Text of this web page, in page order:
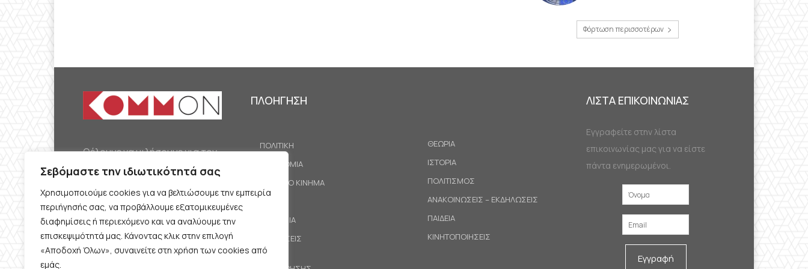
Σεβόμαστε την ιδιωτικότητά σας
Χρησιμοποιούμε cookies για να βελτιώσουμε την εμπειρία
περιήγησής σας, να προβάλλουμε εξατομικευμένες
διαφημίσεις ή περιεχόμενο και να αναλύουμε την
επισκεψιμότητά μας. Κάνοντας κλικ στην επιλογή
«Αποδοχή Όλων», συναινείτε στη χρήση των cookies από
εμάς.
Φόρτωση περισσοτέρων
Θέλουμε να μιλήσουμε για τον
κομμουνισμό της εποχής μας,
την αναγκαία αλλά όχι
δεδομένη προοπτική.
Θέλουμε να μιλήσουμε
ταυτόχρονα για την
καθημερινή επιβίωση και τον
ΠΛΟΗΓΗΣΗ
ΠΟΛΙΤΙΚΗ
ΟΙΚΟΝΟΜΙΑ
ΕΡΓΑΤΙΚΟ ΚΙΝΗΜΑ
ΚΟΙΝΩΝΙΑ
ΠΡΟΤΑΣΕΙΣ
ΘΕΩΡΙΑ
ΙΣΤΟΡΙΑ
ΠΟΛΙΤΙΣΜΟΣ
ΑΝΑΚΟΙΝΩΣΕΙΣ – ΕΚΔΗΛΩΣΕΙΣ
ΠΑΙΔΕΙΑ
ΚΙΝΗΤΟΠΟΙΗΣΕΙΣ
ΛΙΣΤΑ ΕΠΙΚΟΙΝΩΝΙΑΣ
Εγγραφείτε στην λίστα
επικοινωνίας μας για να είστε
πάντα ενημερωμένοι.
Εγγραφή